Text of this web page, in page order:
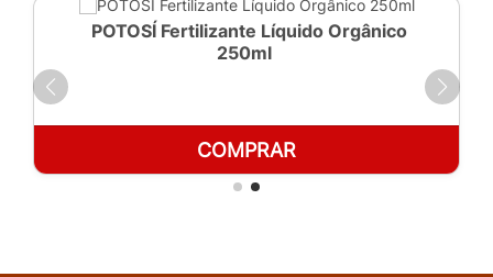
POTOSÍ Fertilizante Líquido Orgânico
250ml
COMPRAR